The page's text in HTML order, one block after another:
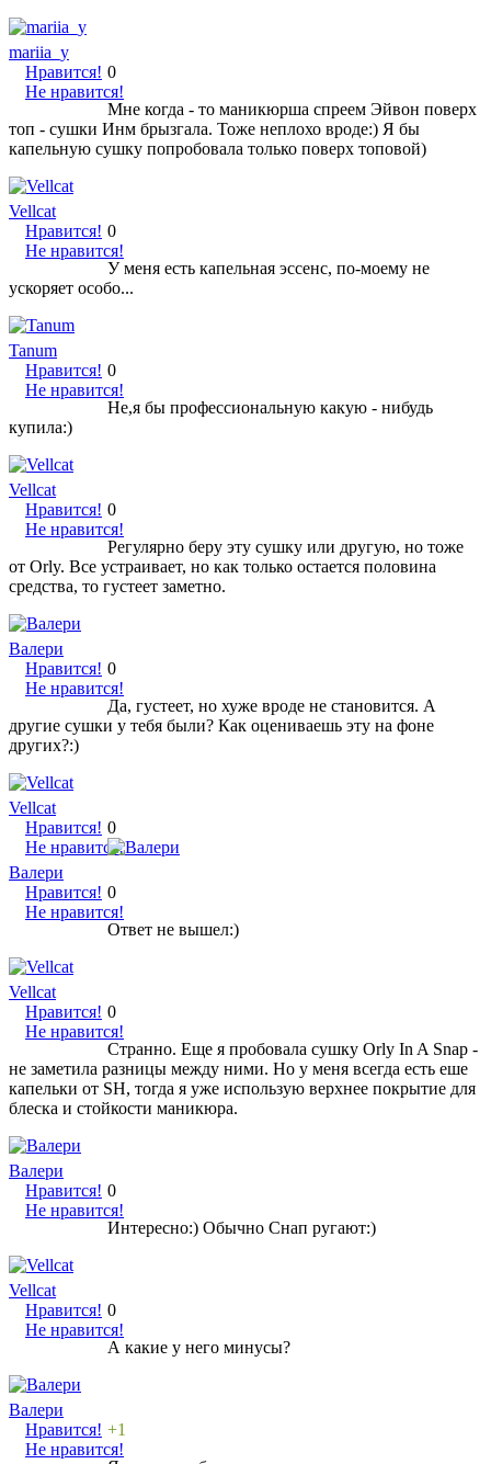
mariia_y
Нравится!
Не нравится!
0
Мне когда - то маникюрша спреем Эйвон поверх
топ - сушки Инм брызгала. Тоже неплохо вроде:) Я бы
капельную сушку попробовала только поверх топовой)
Vellcat
Нравится!
Не нравится!
0
У меня есть капельная эссенс, по-моему не
ускоряет особо...
Tanum
Нравится!
Не нравится!
0
Не,я бы профессиональную какую - нибудь
купила:)
Vellcat
Нравится!
Не нравится!
0
Регулярно беру эту сушку или другую, но тоже
от Orly. Все устраивает, но как только остается половина
средства, то густеет заметно.
Валери
Нравится!
Не нравится!
0
Да, густеет, но хуже вроде не становится. А
другие сушки у тебя были? Как оцениваешь эту на фоне
других?:)
Vellcat
Нравится!
Не нравится!
0
Валери
Нравится!
Не нравится!
0
Ответ не вышел:)
Vellcat
Нравится!
Не нравится!
0
Странно. Еще я пробовала сушку Orly In A Snap -
не заметила разницы между ними. Но у меня всегда есть еше
капельки от SH, тогда я уже использую верхнее покрытие для
блеска и стойкости маникюра.
Валери
Нравится!
Не нравится!
0
Интересно:) Обычно Снап ругают:)
Vellcat
Нравится!
Не нравится!
0
А какие у него минусы?
Валери
Нравится!
Не нравится!
+1